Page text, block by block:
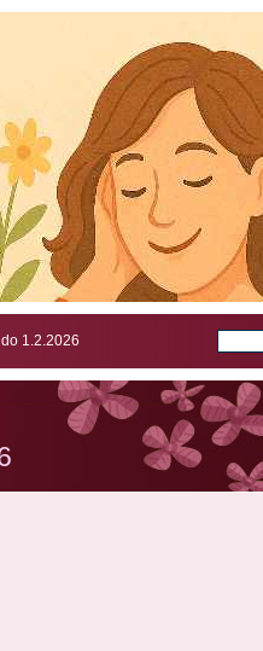
1.2.2026